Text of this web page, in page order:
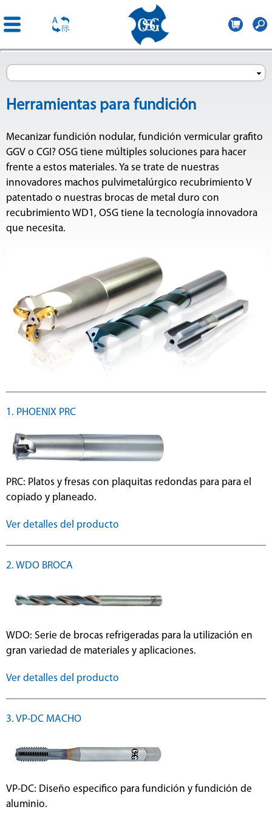
Iberica
Herramientas para fundición
Mecanizar fundición nodular, fundición vermicular grafito
GGV o CGI? OSG tiene múltiples soluciones para hacer
frente a estos materiales. Ya se trate de nuestras
innovadores machos pulvimetalúrgico recubrimiento V
patentado o nuestras brocas de metal duro con
recubrimiento WD1, OSG tiene la tecnología innovadora
que necesita.
1. PHOENIX PRC
PRC: Platos y fresas con plaquitas redondas para para el
copiado y planeado.
Ver detalles del producto
2. WDO BROCA
WDO: Serie de brocas refrigeradas para la utilización en
gran variedad de materiales y aplicaciones.
Ver detalles del producto
3. VP-DC MACHO
VP-DC: Diseño especifico para fundición y fundición de
aluminio.